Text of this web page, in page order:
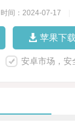
时间：2024-07-17
苹果下载
安卓市场，安